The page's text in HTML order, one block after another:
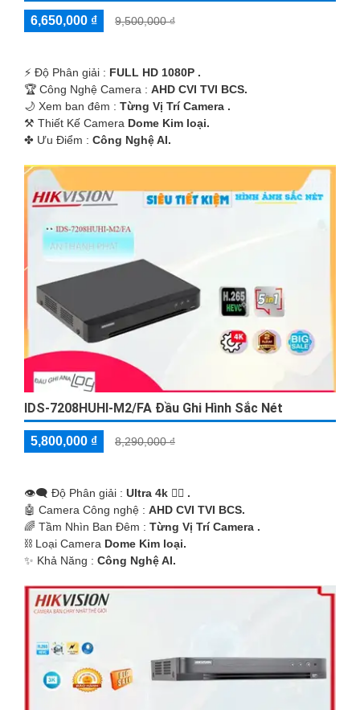
6,650,000 ₫ 9,500,000 ₫
️⚡ Độ Phân giải : FULL HD 1080P .
🏆 Công Nghệ Camera : AHD CVI TVI BCS.
🌙 Xem ban đêm : Từng Vị Trí Camera .
⚒ Thiết Kế Camera Dome Kim loại.
️✤ Ưu Điểm : Công Nghệ AI.
IDS-7208HUHI-M2/FA Đầu Ghi Hình Sắc Nét
5,800,000 ₫ 8,290,000 ₫
👁️‍🗨 Độ Phân giải : Ultra 4k 👍🏾 .
🤖️ Camera Công nghệ : AHD CVI TVI BCS.
🌈 Tầm Nhìn Ban Đêm : Từng Vị Trí Camera .
⛓ Loại Camera Dome Kim loại.
️✨ Khả Năng : Công Nghệ AI.